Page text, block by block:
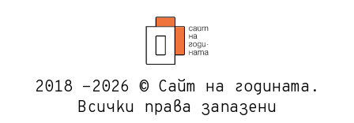
2018 -2026 © Сайт на годината.
Всички права запазени